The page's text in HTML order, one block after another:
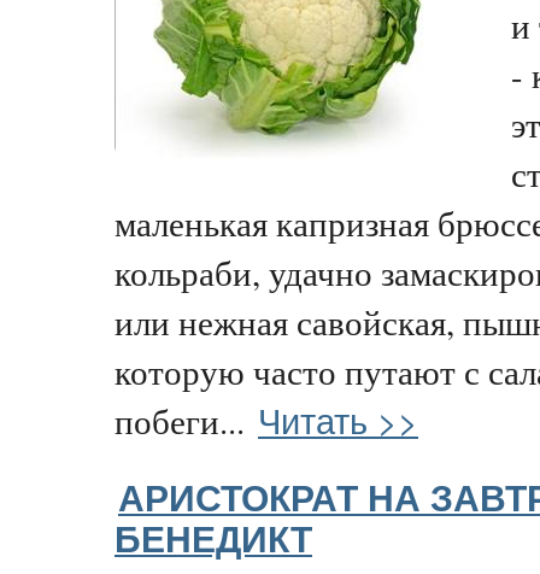
и
-
маленькая капризная
кольраби, удачно
или нежная савойская,
которую часто путают с
побеги... Читать >>
АРИСТОКРАТ НА
БЕНЕДИКТ